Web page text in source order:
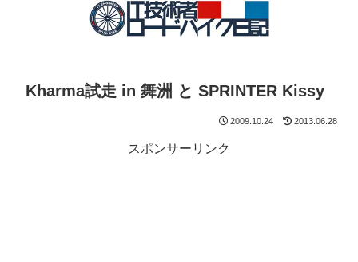
Kharma試走 in 舞洲 と SPRINTER Kissy
2009.10.24 2013.06.28
スポンサーリンク